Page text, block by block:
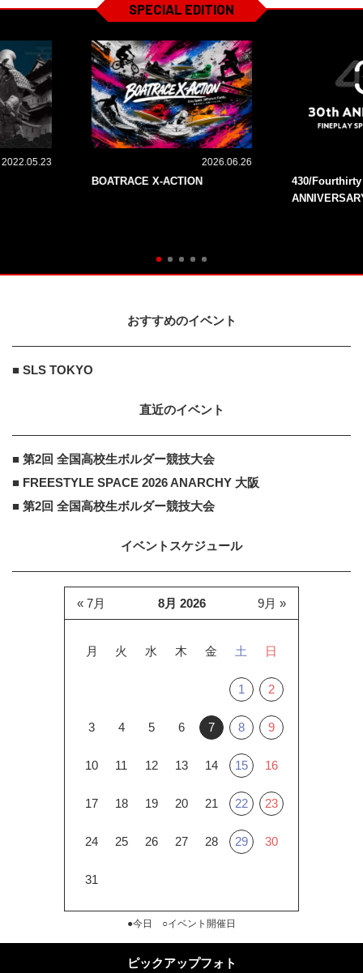
SPECIAL EDITION
2022.05.23 2026.06.26
BOATRACE X-ACTION
430/
おすすめのイベント
■ SLS TOKYO
直近のイベント
■ 第2回 全国高校生ボルダー競技大会
■ FREESTYLE SPACE 2026 ANARCHY 大阪
■ 第2回 全国高校生ボルダー競技大会
イベントスケジュール
8月 2026
月 火 水 木 金 土 日
1 2
3 4 5 6 7 8 9
10 11 12 13 14 15 16
17 18 19 20 21 22 23
24 25 26 27 28 29 30
31
« 7月 9月 »
●今日 ○イベント開催日
ピックアップフォト